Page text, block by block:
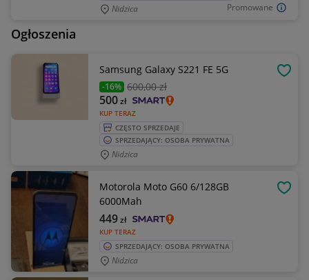
Promowane
Nidzica
Ogłoszenia
Samsung Galaxy S221 FE 5G
-16% 600,00 zł
KUP TERAZ
500zł
CZĘSTO SPRZEDAJE
SPRZEDAJĄCY: OSOBA PRYWATNA
Nidzica
Motorola Moto G60 6/128GB
6000Mah
KUP TERAZ
449zł
SPRZEDAJĄCY: OSOBA PRYWATNA
Nidzica